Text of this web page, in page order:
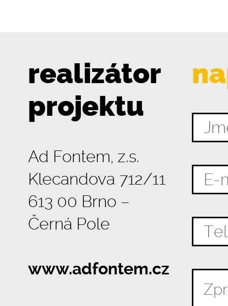
realizátor
projektu
Ad Fontem, z.s.
Klecandova 712/11
613 00 Brno –
Černá Pole
www.adfontem.cz